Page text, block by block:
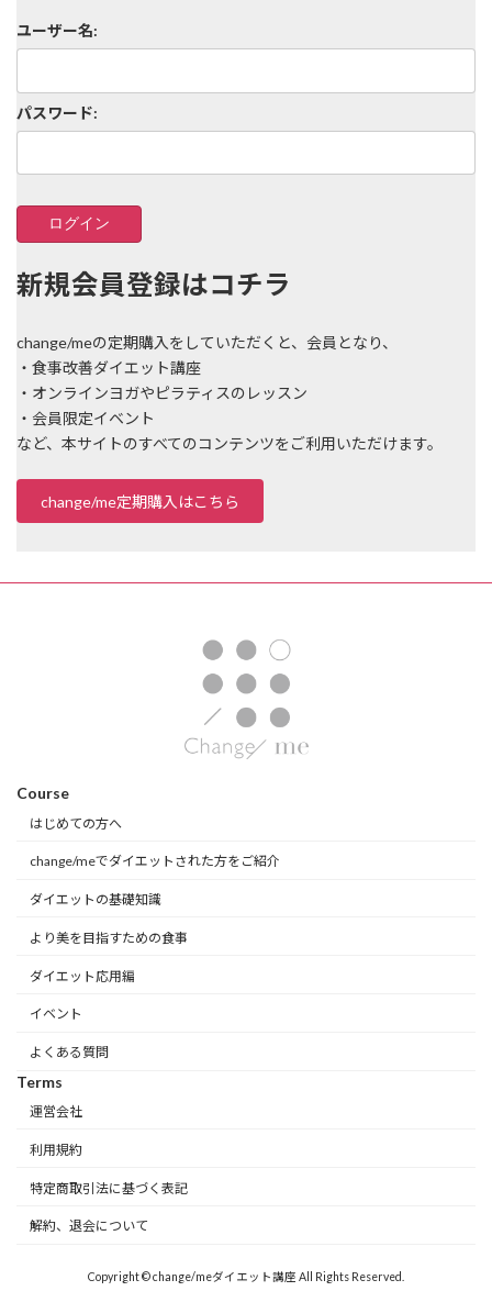
ユーザー名:
パスワード:
新規会員登録はコチラ
change/meの定期購入をしていただくと、会員となり、
・食事改善ダイエット講座
・オンラインヨガやピラティスのレッスン
・会員限定イベント
など、本サイトのすべてのコンテンツをご利用いただけます。
change/me定期購入はこちら
Course
はじめての方へ
change/meでダイエットされた方をご紹介
ダイエットの基礎知識
より美を目指すための食事
ダイエット応用編
イベント
よくある質問
Terms
運営会社
利用規約
特定商取引法に基づく表記
解約、退会について
Copyright © change/meダイエット講座 All Rights Reserved.